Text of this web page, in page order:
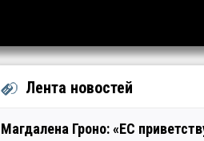
Лента новостей
Магдалена Гроно: «ЕС